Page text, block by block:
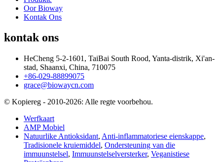
Oor Bioway
Kontak Ons
kontak ons
HeCheng 5-2-1601, TaiBai South Rood, Yanta-distrik, Xi'an-
stad, Shaanxi, China, 710075
+86-029-88899075
grace@biowaycn.com
© Kopiereg - 2010-2026: Alle regte voorbehou.
Werfkaart
AMP Mobiel
Natuurlike Antioksidant, Anti-inflammatoriese eienskappe,
Tradisionele kruiemiddel, Ondersteuning van die
immuunstelsel, Immuunstelselversterker, Veganistiese